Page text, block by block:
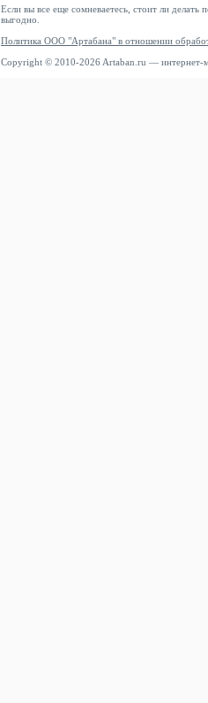
Если вы все еще сомневаетесь, стоит ли делать
выгодно.
Политика ООО "Артабана" в отношении
Copyright © 2010-2026 Artaban.ru — интернет-